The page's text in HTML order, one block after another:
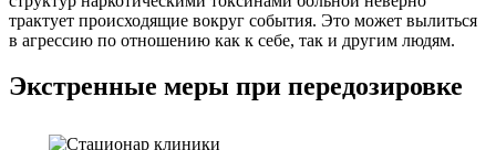
трактует происходящие вокруг события. Это может вылиться
в агрессию по отношению как к себе, так и другим людям.
Экстренные меры при передозировке